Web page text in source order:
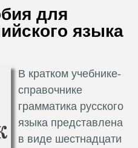
для
языка
В кратком учебнике-
справочнике
грамматика русского
языка представлена
в виде шестнадцати